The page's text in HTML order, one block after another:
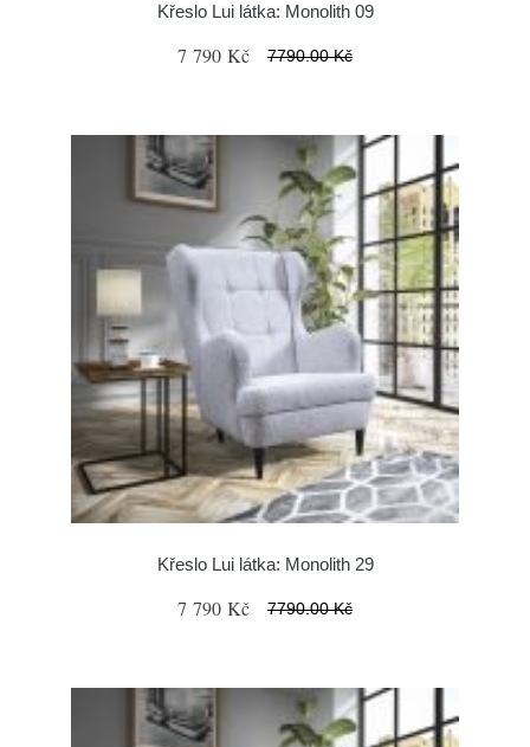
Křeslo Lui látka: Monolith 09
7 790 Kč 7790.00 Kč
Křeslo Lui látka: Monolith 29
7 790 Kč 7790.00 Kč